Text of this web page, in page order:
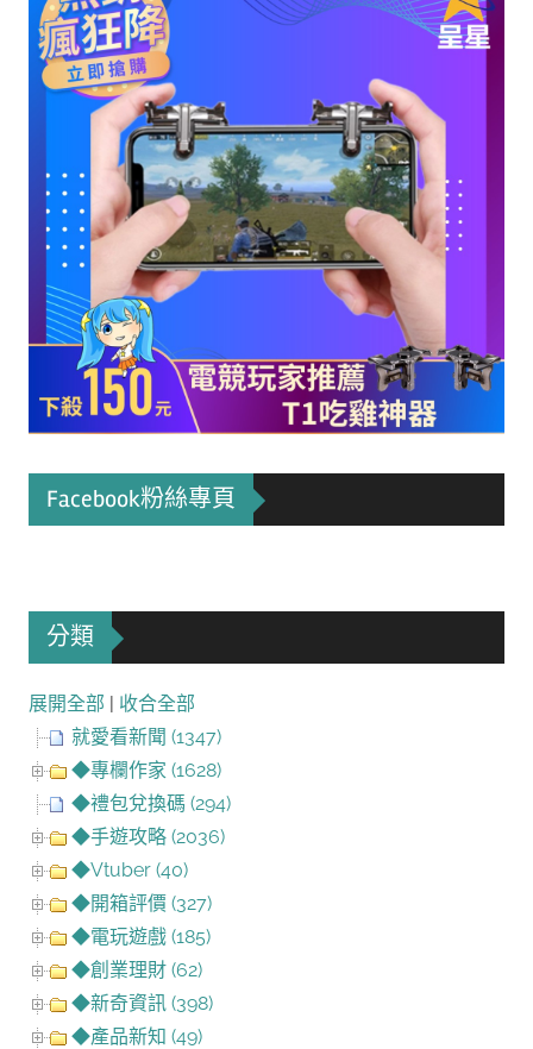
Facebook粉絲專頁
分類
展開全部 | 收合全部
就愛看新聞 (1347)
◆專欄作家 (1628)
◆禮包兌換碼 (294)
◆手遊攻略 (2036)
◆Vtuber (40)
◆開箱評價 (327)
◆電玩遊戲 (185)
◆創業理財 (62)
◆新奇資訊 (398)
◆產品新知 (49)